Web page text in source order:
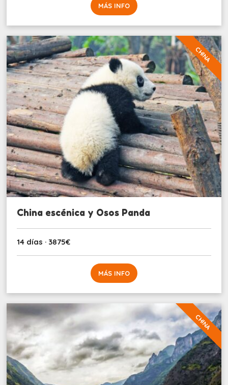
MÁS INFO
CHINA
China escénica y Osos Panda
14 días · 3875€
MÁS INFO
CHINA